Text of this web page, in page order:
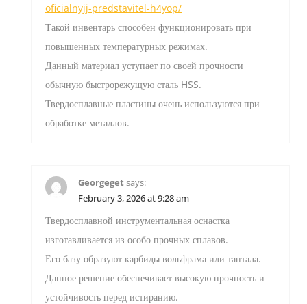
oficialnyjj-predstavitel-h4yop/
Такой инвентарь способен функционировать при
повышенных температурных режимах.
Данный материал уступает по своей прочности
обычную быстрорежущую сталь HSS.
Твердосплавные пластины очень используются при
обработке металлов.
Georgeget says:
February 3, 2026 at 9:28 am
Твердосплавной инструментальная оснастка
изготавливается из особо прочных сплавов.
Его базу образуют карбиды вольфрама или тантала.
Данное решение обеспечивает высокую прочность и
устойчивость перед истиранию.